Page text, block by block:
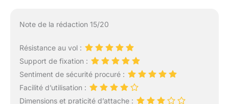
Note de la rédaction 15/20
Résistance au vol :
Support de fixation :
Sentiment de sécurité procuré :
Facilité d’utilisation :
Dimensions et praticité d’attache :